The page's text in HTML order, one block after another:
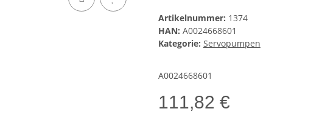
Artikelnummer: 1374
HAN: A0024668601
Kategorie: Servopumpen
A0024668601
111,82 €